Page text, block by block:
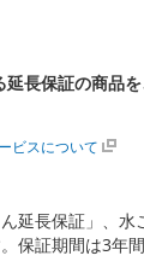
長保証の商品
ビスについて
延長保証」、水
保証期間は3年